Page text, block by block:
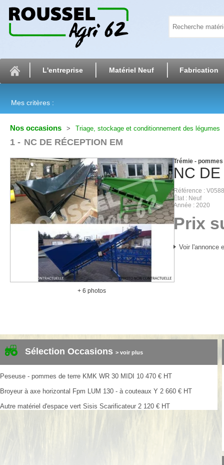
L'entreprise Matériel Neuf Fabrication
Mes critères :
Nos occasions Triage, stockage et conditionnement des légumes
1 NC DE RÉCEPTION EM
+ 6 photos
NC
Trémie -
Référence
V0588
État
Neuf
Année
2020
Prix
Voir l'annonce
Sélection Occasions > voir plus
Peseuse - pommes de terre KMK WR 30 MIDI 10 470 € HT
Broyeur à axe horizontal Fpm LUM 130 - à couteaux Y 2 660 € HT
Autre matériel d'espace vert Sisis Scarificateur 2 120 € HT